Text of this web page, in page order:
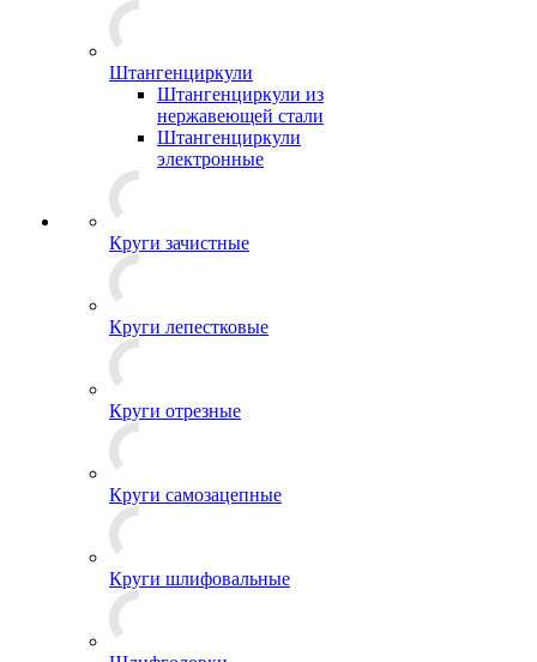
Штангенциркули
Штангенциркули из
нержавеющей стали
Штангенциркули
электронные
Круги зачистные
Круги лепестковые
Круги отрезные
Круги самозацепные
Круги шлифовальные